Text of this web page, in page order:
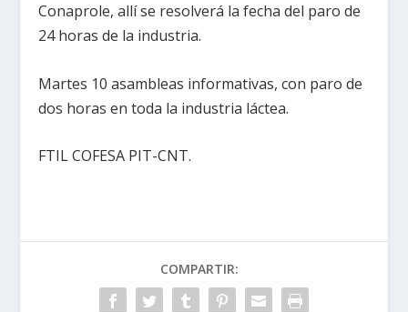
Conaprole, allí se resolverá la fecha del paro de
24 horas de la industria.
Martes 10 asambleas informativas, con paro de
dos horas en toda la industria láctea.
FTIL COFESA PIT-CNT.
COMPARTIR: